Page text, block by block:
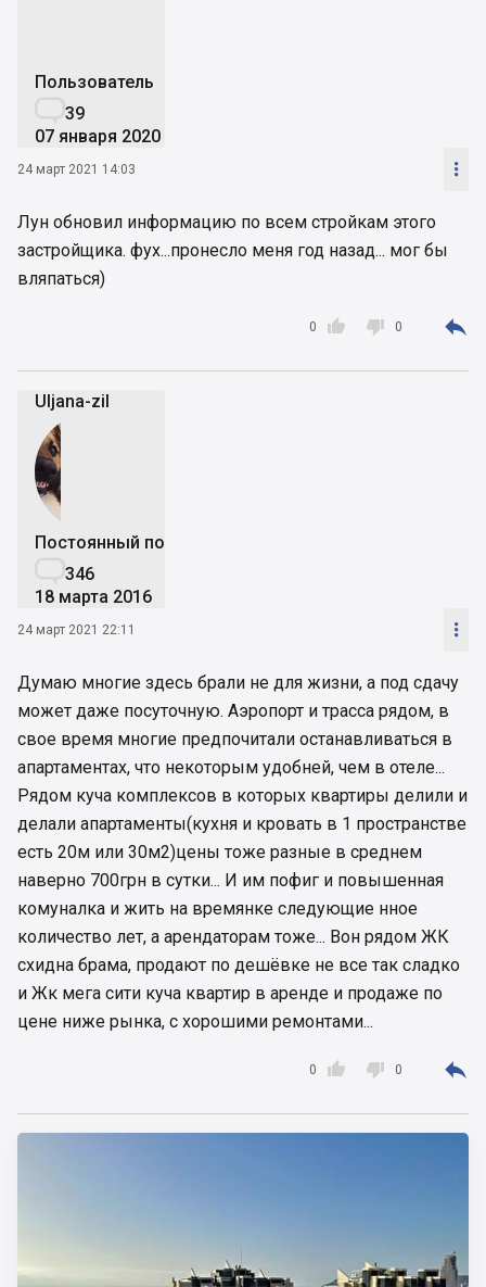
Пользователь
39
07 января 2020
24 март 2021 14:03 
Лун обновил информацию по всем стройкам этого
застройщика. фух...пронесло меня год назад... мог бы
вляпаться)

0  0 
Uljana-zil
Постоянный пользователь
346
18 марта 2016
24 март 2021 22:11 
Думаю многие здесь брали не для жизни, а под сдачу
может даже посуточную. Аэропорт и трасса рядом, в
свое время многие предпочитали останавливаться в
апартаментах, что некоторым удобней, чем в отеле...
Рядом куча комплексов в которых квартиры делили и
делали апартаменты(кухня и кровать в 1 пространстве
есть 20м или 30м2)цены тоже разные в среднем
наверно 700грн в сутки... И им пофиг и повышенная
комуналка и жить на времянке следующие нное
количество лет, а арендаторам тоже... Вон рядом ЖК
схидна брама, продают по дешёвке не все так сладко
и Жк мега сити куча квартир в аренде и продаже по
цене ниже рынка, с хорошими ремонтами...

0  0 